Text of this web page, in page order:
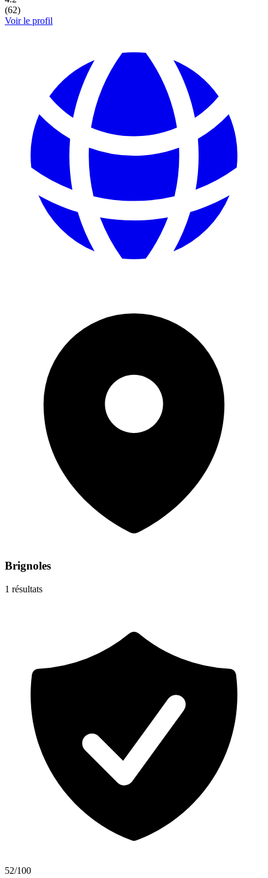
(62)
Voir le profil
Brignoles
1 résultats
52/100